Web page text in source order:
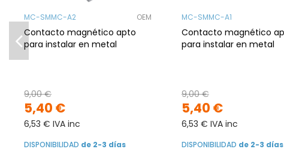
MC-SMMC-A2 OEM
Contacto magnético apto
para instalar en metal
5,40 €
9,00 €
6,53 € IVA inc
DISPONIBILIDAD de 2-3 días
MC-SMMC-A1
Contacto magnético
para instalar en metal
5,40 €
9,00 €
6,53 € IVA inc
DISPONIBILIDAD de 2-3 días